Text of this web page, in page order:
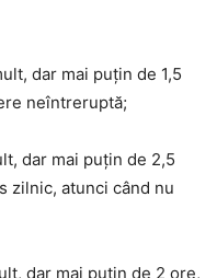
dar mai puțin de 1,5
neîntreruptă;
dar mai puțin de 2,5
zilnic, atunci când nu
dar mai puțin de 2 ore,